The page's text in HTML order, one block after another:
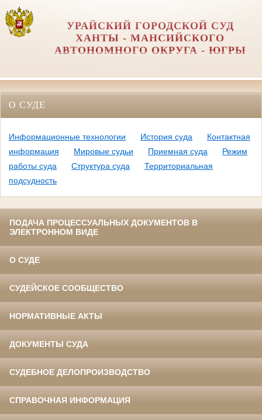
УРАЙСКИЙ ГОРОДСКОЙ СУД
ХАНТЫ - МАНСИЙСКОГО
АВТОНОМНОГО ОКРУГА - ЮГРЫ
О СУДЕ
Информационные технологии История суда
Контактная
информация
Мировые судьи Приемная суда
Режим
работы суда
Структура суда
Территориальная
подсудность
ПОДАЧА ПРОЦЕССУАЛЬНЫХ ДОКУМЕНТОВ В
ЭЛЕКТРОННОМ ВИДЕ
О СУДЕ
СУДЕЙСКОЕ СООБЩЕСТВО
НОРМАТИВНЫЕ АКТЫ
ДОКУМЕНТЫ СУДА
СУДЕБНОЕ ДЕЛОПРОИЗВОДСТВО
СПРАВОЧНАЯ ИНФОРМАЦИЯ